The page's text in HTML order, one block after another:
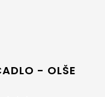
- OLŠE